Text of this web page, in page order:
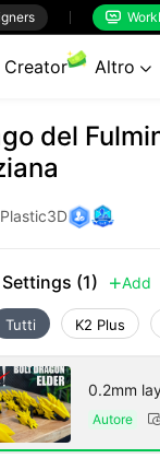

Creator Altro 
del
Plastic3D
(1) Add
Tutti K2 Plus
0.2mm
Autore